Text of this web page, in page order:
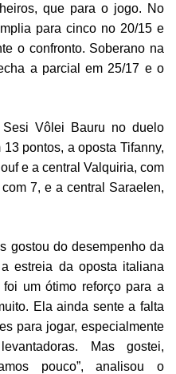
que para o jogo. No
para cinco no 20/15 e
o confronto. Soberano na
a parcial em 25/17 e o
Vôlei Bauru no duelo
pontos, a oposta Tifanny,
e a central Valquiria, com
7, e a central Saraelen,
gostou do desempenho da
estreia da oposta italiana
foi um ótimo reforço para a
Ela ainda sente a falta
para jogar, especialmente
Mas gostei,
pouco”, analisou o